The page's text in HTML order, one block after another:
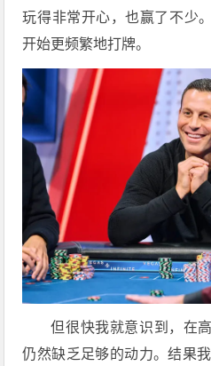
玩得非常开心，也赢了不少
开始更频繁地打牌。
但很快我就意识到，在
仍然缺乏足够的动力。结果